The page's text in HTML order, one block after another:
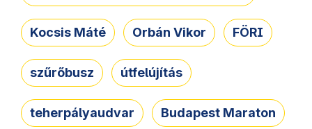
Kocsis Máté Orbán Vikor FÖRI
szűrőbusz útfelújítás
teherpályaudvar Budapest Maraton